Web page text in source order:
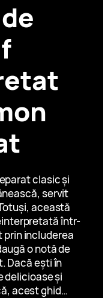
clasic și
servit
această
într-
prin includerea
o notă de
Dacă ești în
delicioase și
acest ghid…